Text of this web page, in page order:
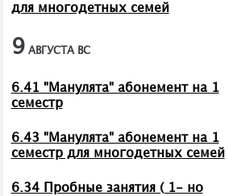
для многодетных семей
9АВГУСТА ВС
6.41 "Манулята" абонемент на 1
семестр
6.43 "Манулята" абонемент на 1
семестр для многодетных семей
6.34 Пробные занятия ( 1- но